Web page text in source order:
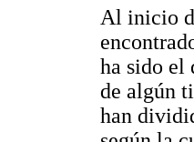
Al inicio
ha sido el
de algún
han